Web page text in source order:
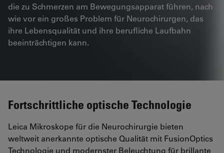
die zu Schmerzen am Bewegungsapparat führen, nach
wie vor ein großes Problem für Neurochirurgen, das
ihre Lebensqualität und ihre berufliche Laufbahn
beeinträchtigen kann.
Fortschrittliche optische Technologie
Leica Mikroskope für die Neurochirurgie bieten
weltweit anerkannte optische Qualität mit FusionOptics
Technologie und modernster Beleuchtung für brillante